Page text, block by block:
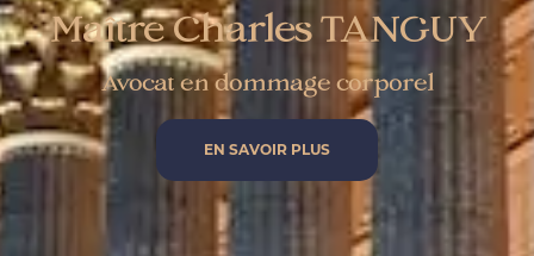
Maître Charles TANGUY
Avocat en dommage corporel
EN SAVOIR PLUS